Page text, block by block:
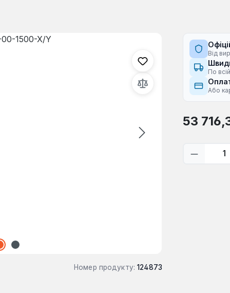
Номер продукту: 124873
Від
По
Або
Звичайна
53